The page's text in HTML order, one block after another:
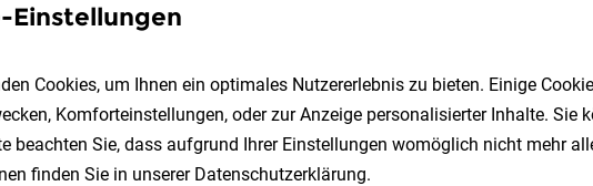
Standort
Kassenkraft (m/w)
BAUHAUS Depot GmbH Vollzeit31.07.2026
Einstellungen
Cookies, um Ihnen ein optimales Nutzererlebnis zu bieten. Einige
Komforteinstellungen, oder zur Anzeige personalisierter Inhalte. Sie
beachten Sie, dass aufgrund Ihrer Einstellungen womöglich nicht mehr
finden Sie in unserer Datenschutzerklärung.